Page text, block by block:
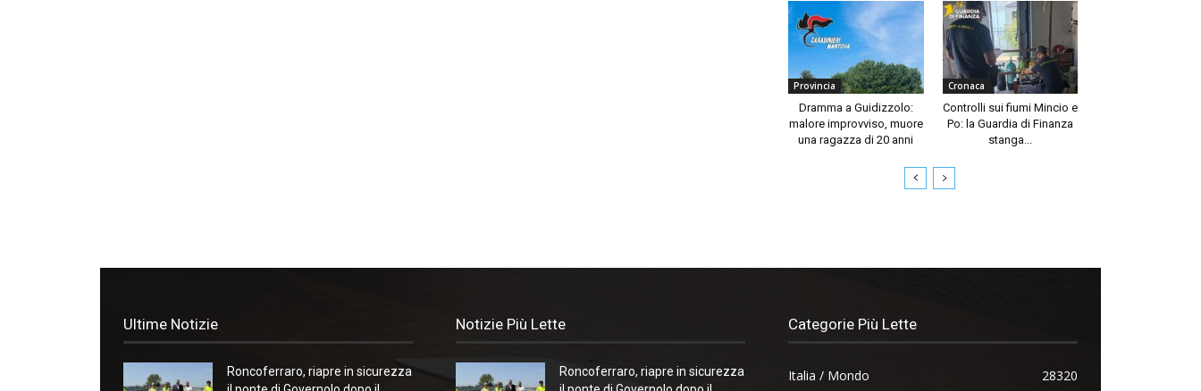
Provincia
Dramma a Guidizzolo:
malore improvviso, muore
una ragazza di 20 anni
Cronaca
Controlli sui fiumi Mincio e
Po: la Guardia di Finanza
stanga...
Ultime Notizie
Roncoferraro, riapre in sicurezza
Notizie Più Lette
Roncoferraro, riapre in sicurezza
Categorie Più Lette
Italia / Mondo 28320